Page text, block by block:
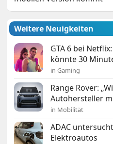
Weitere Neuigkeiten
GTA 6 bei
könnte 30
in Gaming
Range Rover:
Autohersteller
in Mobilität
ADAC
Elektroautos